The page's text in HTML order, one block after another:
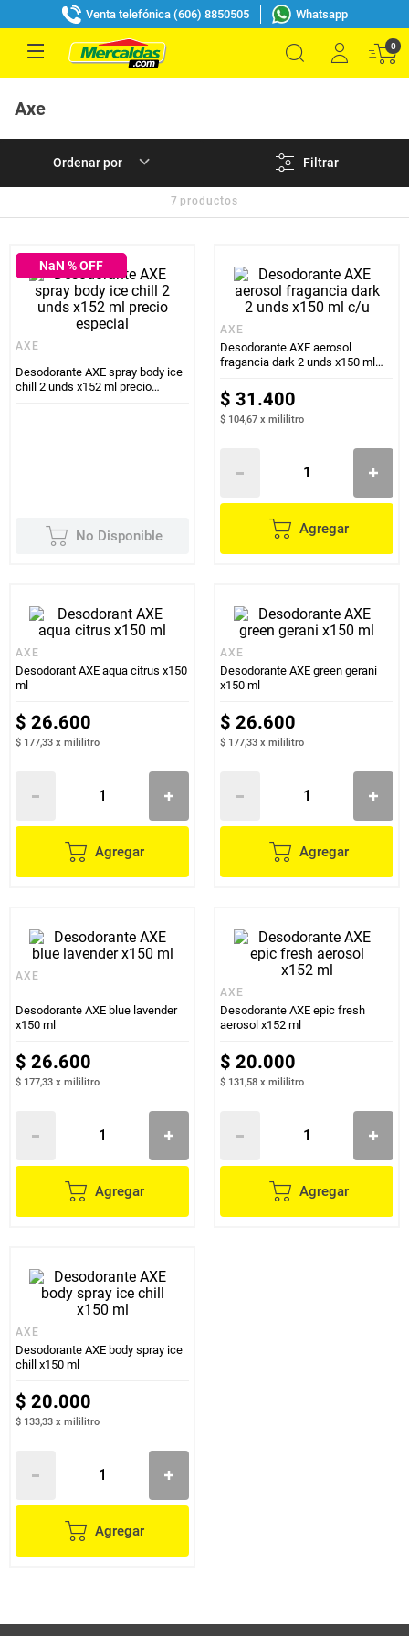
Venta telefónica (606) 8850505 Whatsapp
0
Axe
Filtrar
7 productos
NaN % OFF
AXE
Desodorante AXE spray body ice
chill 2 unds x152 ml precio
No Disponible
AXE
Desodorante AXE aerosol
fragancia dark 2 unds x150 ml
$ 31.400
$ 104,67 x mililitro
Agregar
AXE
Desodorant AXE aqua citrus x150
ml
$ 26.600
$ 177,33 x mililitro
Agregar
AXE
Desodorante AXE green gerani
x150 ml
$ 26.600
$ 177,33 x mililitro
Agregar
AXE
Desodorante AXE blue lavender
x150 ml
$ 26.600
$ 177,33 x mililitro
Agregar
AXE
Desodorante AXE epic fresh
aerosol x152 ml
$ 20.000
$ 131,58 x mililitro
Agregar
AXE
Desodorante AXE body spray ice
chill x150 ml
$ 20.000
$ 133,33 x mililitro
Agregar